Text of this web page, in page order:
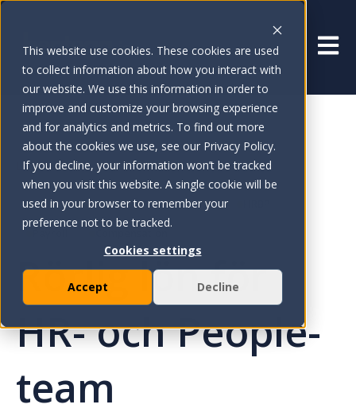
This website use cookies. These cookies are used
to collect information about how you interact with
our website. We use this information in order to
improve and customize your browsing experience
and for analytics and metrics. To find out more
about the cookies we use, see our Privacy Policy.
If you decline, your information won’t be tracked
when you visit this website. A single cookie will be
used in your browser to remember your
preference not to be tracked.
Cookies settings
Accept Decline
LÖSNINGAR
CHRO People Ops Rewards
Rörlig lön för
HR- och People-
team